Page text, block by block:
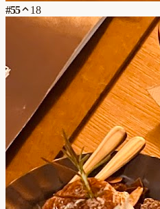
#55 18